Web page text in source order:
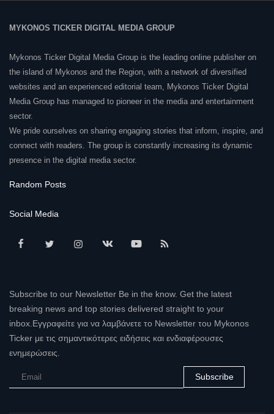
MYKONOS TICKER DIGITAL MEDIA GROUP
Mykonos Ticker Digital Media Group is the leading online publisher on
the island of Mykonos and the Region, with a network of diversified
websites and an experienced editorial team, Mykonos Ticker Digital
Media Group has managed to pioneer in the media and entertainment
sector.
We pride ourselves on sharing engaging stories that inform, inspire, and
connect with readers. The group is constantly increasing its dynamic
presence in the digital media sector.
Random Posts
Social Media
Subscribe to our Newsletter Be in the know. Get the latest
breaking news and top stories delivered straight to your
inbox.Εγγραφείτε για να λαμβάνετε το Newsletter του Mykonos
Ticker με τις σημαντικότερες ειδήσεις και ενδιαφέρουσες
ενημερώσεις.
Subscribe